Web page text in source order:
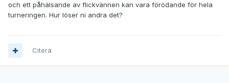
och ett påhälsande av flickvännen kan vara förödande för hela
turneringen. Hur löser ni andra det?
Citera